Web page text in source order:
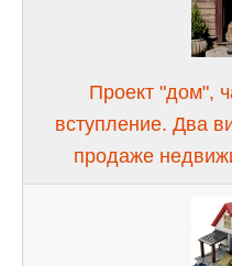
Проект "дом",
вступление. Два
продаже